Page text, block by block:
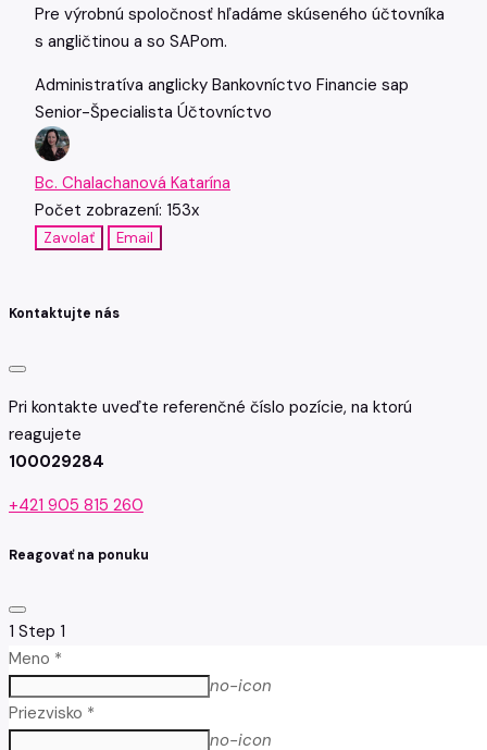
Pre výrobnú spoločnosť hľadáme skúseného účtovníka
s angličtinou a so SAPom.
Administratíva anglicky Bankovníctvo Financie sap
Senior-Špecialista Účtovníctvo
Bc. Chalachanová Katarína
Počet zobrazení: 153x
Zavolať Email
Kontaktujte nás
Pri kontakte uveďte referenčné číslo pozície, na ktorú
reagujete
100029284
+421 905 815 260
Reagovať na ponuku
1 Step 1
Meno *
no-icon
Priezvisko *
no-icon